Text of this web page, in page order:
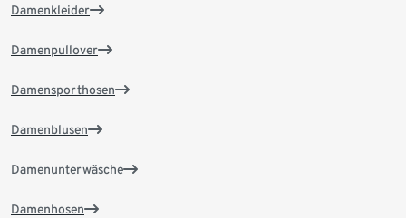
Damenkleider
Damenpullover
Damensporthosen
Damenblusen
Damenunterwäsche
Damenhosen